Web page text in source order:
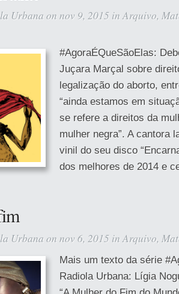
Urbana on nov 9, 2015 inArquivo,
#AgoraÉQueSãoElas:
Juçara Marçal sobre
legalização do aborto,
“ainda estamos em
se refere a direitos da
mulher negra”. A cantora
vinil do seu disco
dos melhores de 2014 e
Urbana on nov 6, 2015 inArquivo,
Mais um texto da série
Radiola Urbana: Lígia